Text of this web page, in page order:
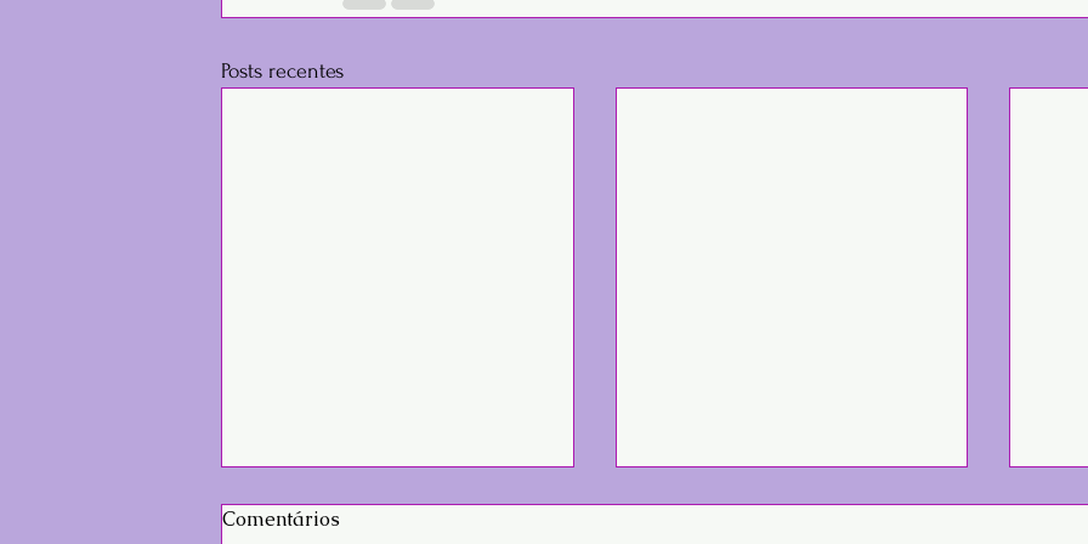
Posts recentes
Comentários